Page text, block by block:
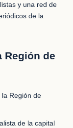
y una red de
de la
Región de
Región de
de la capital